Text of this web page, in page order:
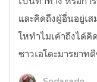
และคิดถึงผู้อื่นอยู่เ
โหทำไมเค้าถึงได้
ชาวเอโดะมารยาท